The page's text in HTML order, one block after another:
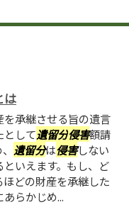
は
承継させる旨の遺言
として遺留分侵害額請
遺留分は侵害しない
いえます。もし、ど
ほどの財産を承継した
らかじめ...